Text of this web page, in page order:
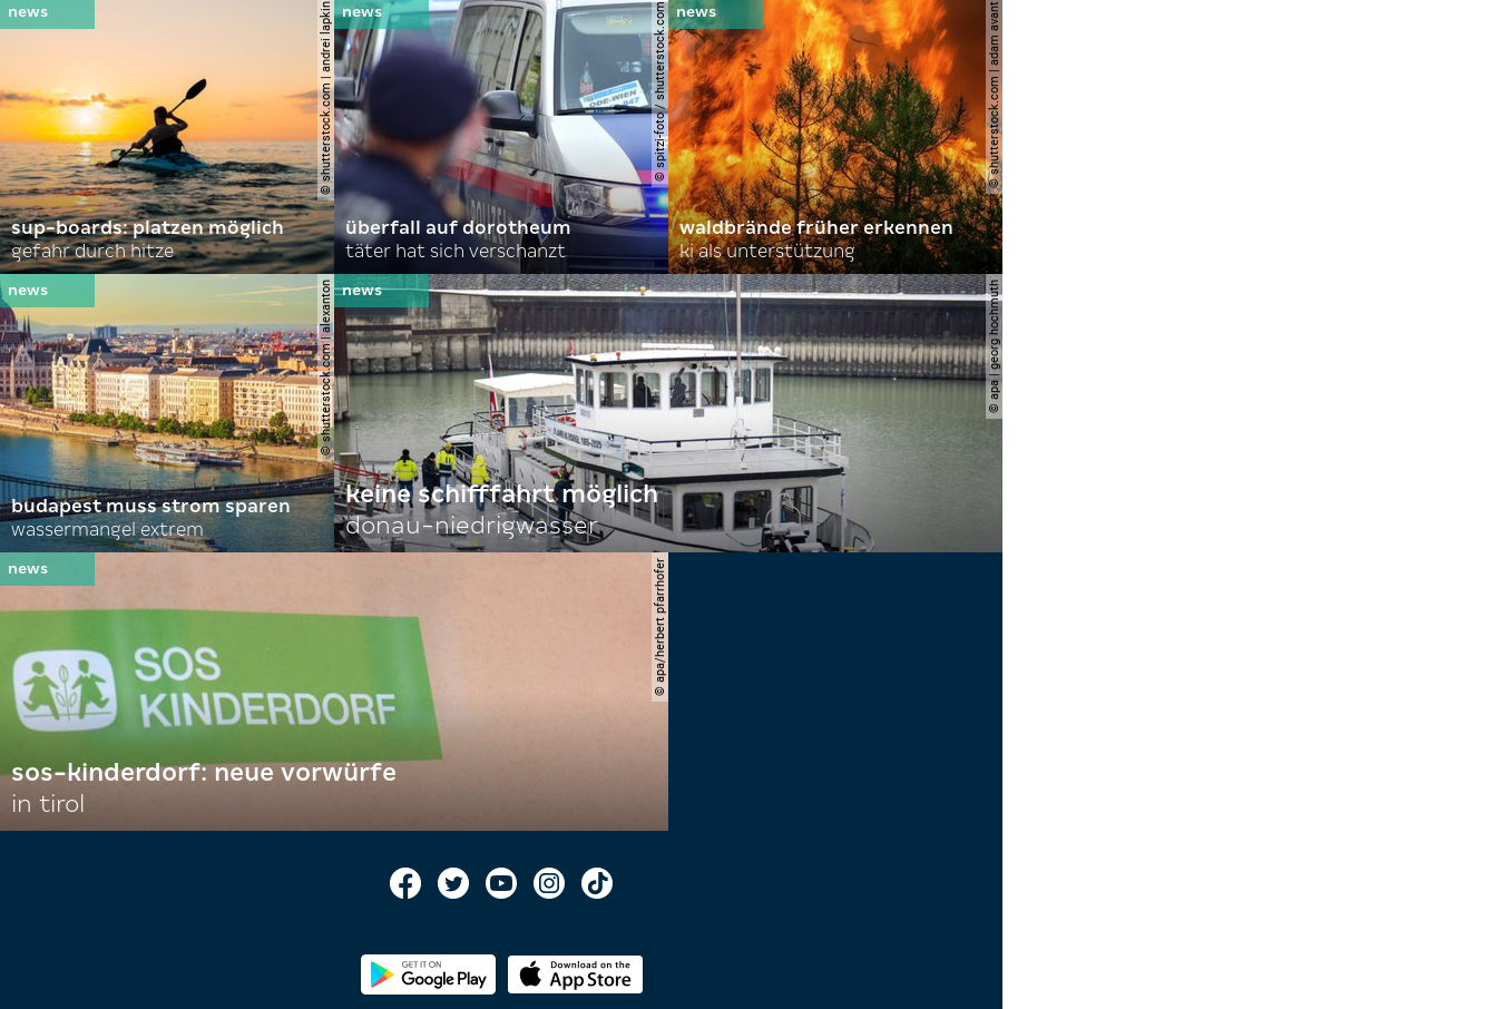
© shutterstock.com | andrei lapkin
sup-boards: platzen möglich
gefahr durch hitze
© spitzi-foto / shutterstock.com
überfall auf dorotheum
täter hat sich verschanzt
© shutterstock.com | adam avant
waldbrände früher erkennen
ki als unterstützung
© shutterstock.com | alexanton
budapest muss strom sparen
wassermangel extrem
© apa | georg hochmuth
keine schifffahrt möglich
donau-niedrigwasser
© apa/herbert pfarrhofer
sos-kinderdorf: neue vorwürfe
in tirol